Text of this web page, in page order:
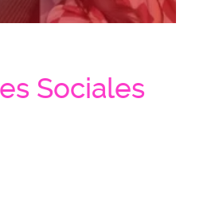
Sociales